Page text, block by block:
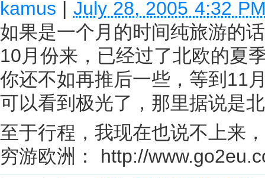
kamus | July 28, 2005 4:32
如果是一个月的时间纯旅游的
10月份来，已经过了北欧的夏
你还不如再推后一些，等到11
可以看到极光了，那里据说是
至于行程，我现在也说不上来
穷游欧洲： http://